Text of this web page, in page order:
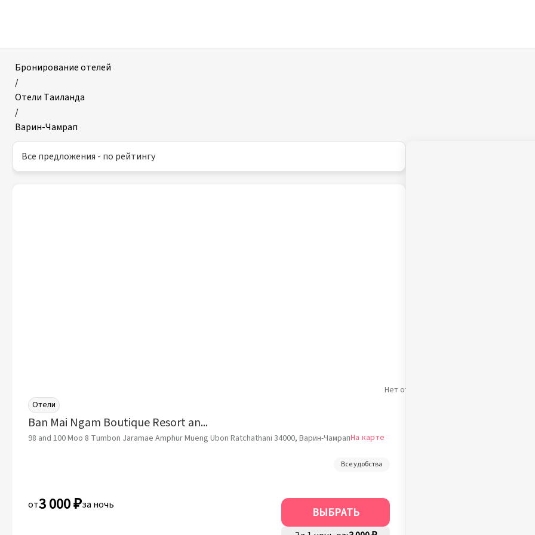
Чамрапе
Бронирование отелей
/
Отели Таиланда
/
Варин-Чамрап
Все предложения - по рейтингу
Отели
Ban Mai Ngam Boutique Resort and Spa
98 and 100 Moo 8 Tumbon Jaramae Amphur Mueng Ubon Ratchathani 34000, Варин-ЧамрапНа карте
Нет отзывов
Все удобства
от3 000 ₽за ночь
ВЫБРАТЬ